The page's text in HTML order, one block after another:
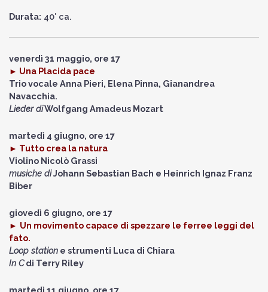
Durata: 40′ ca.
venerdì 31 maggio, ore 17
► Una Placida pace
Trio vocale Anna Pieri, Elena Pinna, Gianandrea
Navacchia.
Lieder diWolfgang Amadeus Mozart
martedì 4 giugno, ore 17
► Tutto crea la natura
Violino Nicolò Grassi
musiche diJohann Sebastian Bach e Heinrich Ignaz Franz
Biber
giovedì 6 giugno, ore 17
► Un movimento capace di spezzare le ferree leggi del
fato.
Loop station e strumenti Luca di Chiara
In Cdi Terry Riley
martedì 11 giugno, ore 17